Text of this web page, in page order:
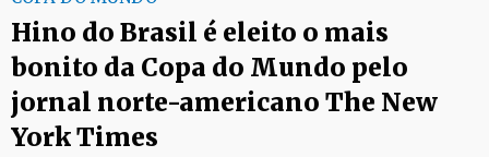
Hino do Brasil é eleito o mais
bonito da Copa do Mundo pelo
jornal norte-americano The New
York Times